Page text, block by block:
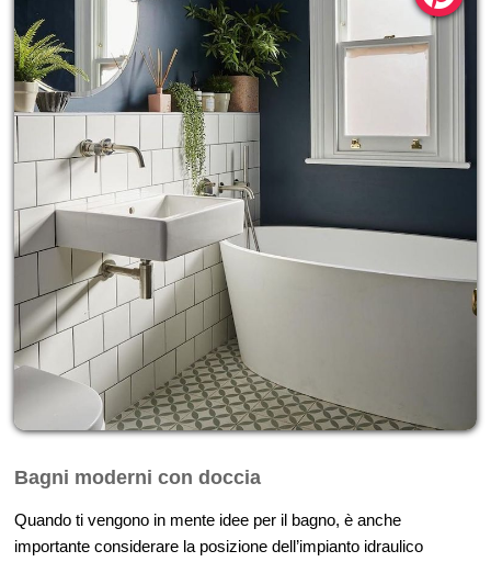
Bagni moderni con doccia
Quando ti vengono in mente idee per il bagno, è anche
importante considerare la posizione dell’impianto idraulico